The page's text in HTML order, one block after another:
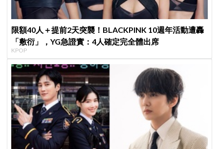
限額40人＋提前2天突襲！BLACKPINK 10週年活動遭轟
「敷衍」，YG急證實：4人確定完全體出席
KPOP